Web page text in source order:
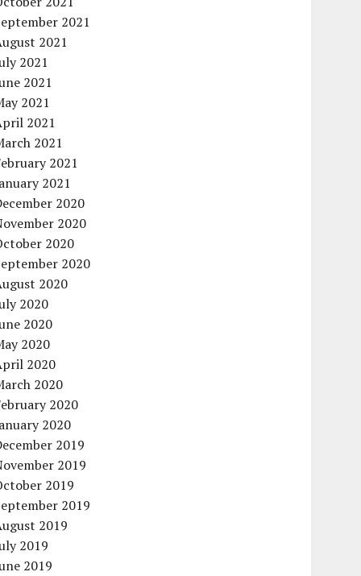
2021
2021
2021
2021
2021
2021
2021
2021
2021
2020
2020
2020
2020
2020
2020
2020
2020
2020
2020
2020
2020
2019
2019
2019
2019
2019
2019
2019